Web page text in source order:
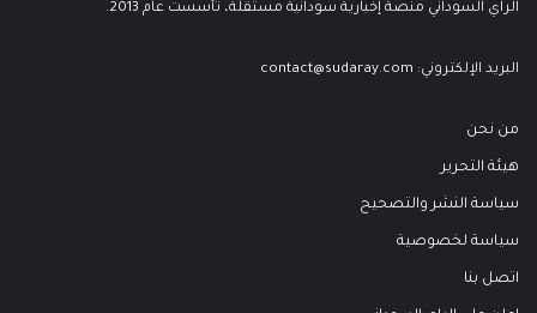
الراي السوداني منصة إخبارية سودانية مستقلة، تأسست عام 2013.
البريد الإلكتروني: contact@sudaray.com
من نحن
هيئة التحرير
سياسة النشر والتصحيح
سياسة لخصوصية
اتصل بنا